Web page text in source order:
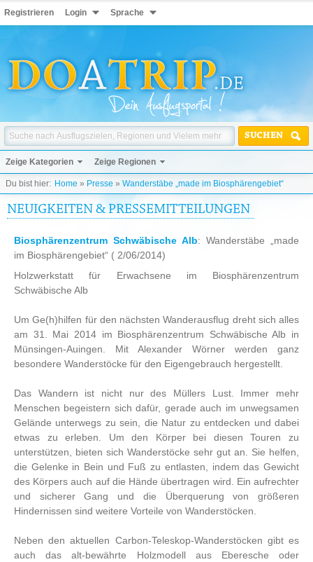
Registrieren Login Sprache
SUCHEN
Zeige Kategorien Zeige Regionen
Du bist hier: Home » Presse » Wanderstäbe „made im Biosphärengebiet“
NEUIGKEITEN & PRESSEMITTEILUNGEN
Biosphärenzentrum Schwäbische Alb: Wanderstäbe „made
im Biosphärengebiet“ ( 2/06/2014)
Holzwerkstatt für Erwachsene im Biosphärenzentrum
Schwäbische Alb
Um Ge(h)hilfen für den nächsten Wanderausflug dreht sich alles
am 31. Mai 2014 im Biosphärenzentrum Schwäbische Alb in
Münsingen-Auingen. Mit Alexander Wörner werden ganz
besondere Wanderstöcke für den Eigengebrauch hergestellt.
Das Wandern ist nicht nur des Müllers Lust. Immer mehr
Menschen begeistern sich dafür, gerade auch im unwegsamen
Gelände unterwegs zu sein, die Natur zu entdecken und dabei
etwas zu erleben. Um den Körper bei diesen Touren zu
unterstützen, bieten sich Wanderstöcke sehr gut an. Sie helfen,
die Gelenke in Bein und Fuß zu entlasten, indem das Gewicht
des Körpers auch auf die Hände übertragen wird. Ein aufrechter
und sicherer Gang und die Überquerung von größeren
Hindernissen sind weitere Vorteile von Wanderstöcken.
Neben den aktuellen Carbon-Teleskop-Wanderstöcken gibt es
auch das alt-bewährte Holzmodell aus Eberesche oder